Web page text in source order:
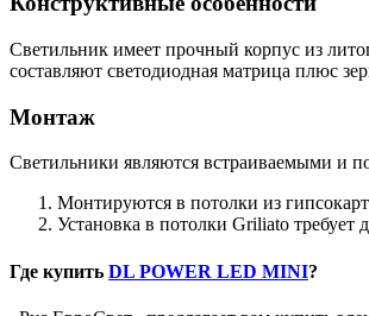
Светильник имеет прочный корпус из
составляют светодиодная матрица плюс
Монтаж
Светильники являются встраиваемыми и
Монтируются в потолки из
Установка в потолки Griliato
Где купить DL POWER LED MINI?